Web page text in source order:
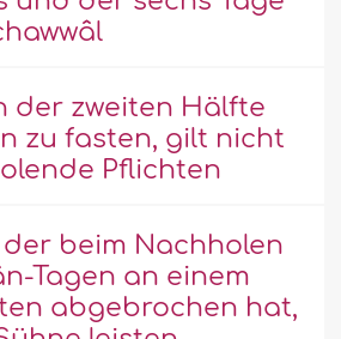
der zweiten Hälfte
zu fasten, gilt nicht
Pflichten
beim Nachholen
Tagen an einem
abgebrochen hat,